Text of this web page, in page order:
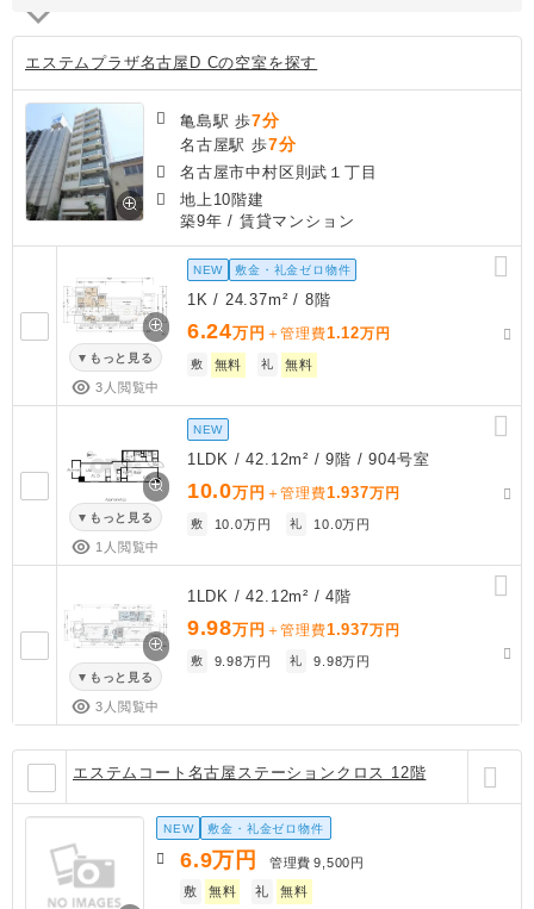
エステムプラザ名古屋D Cの空室を探す
亀島駅 歩7分
名古屋駅 歩7分
名古屋市中村区則武１丁目
地上10階建
築9年 / 賃貸マンション
もっと見る
3人閲覧中
NEW 敷金・礼金ゼロ物件
1K / 24.37m² / 8階
6.24万円 ＋管理費1.12万円
敷 無料 礼 無料
もっと見る
1人閲覧中
NEW
1LDK / 42.12m² / 9階 / 904号室
10.0万円 ＋管理費1.937万円
敷 10.0万円 礼 10.0万円
もっと見る
3人閲覧中
1LDK / 42.12m² / 4階
9.98万円 ＋管理費1.937万円
敷 9.98万円 礼 9.98万円
エステムコート名古屋ステーションクロス 12階
NEW 敷金・礼金ゼロ物件
6.9万円 管理費 9,500円
敷
無料 礼 無料